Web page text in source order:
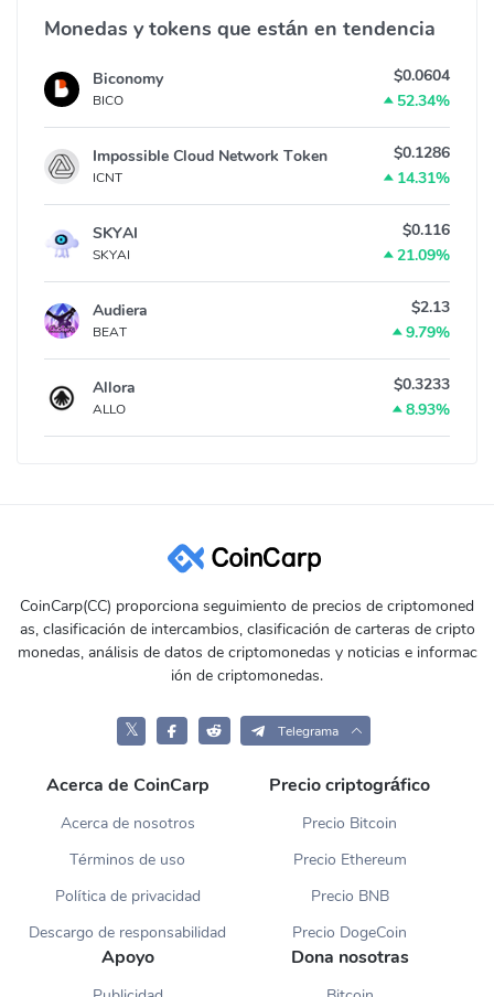
Monedas y tokens que están en tendencia
Biconomy
BICO
$0.0604
52.34%
Impossible Cloud Network Token
ICNT
$0.1286
14.31%
SKYAI
SKYAI
$0.116
21.09%
Audiera
BEAT
$2.13
9.79%
Allora
ALLO
$0.3233
8.93%
CoinCarp(CC) proporciona seguimiento de precios de criptomoned
as, clasificación de intercambios, clasificación de carteras de cripto
monedas, análisis de datos de criptomonedas y noticias e informac
ión de criptomonedas.
𝕏 Telegrama
Acerca de CoinCarp
Acerca de nosotros
Términos de uso
Política de privacidad
Descargo de responsabilidad
Precio criptográfico
Precio Bitcoin
Precio Ethereum
Precio BNB
Precio DogeCoin
Apoyo Dona nosotras